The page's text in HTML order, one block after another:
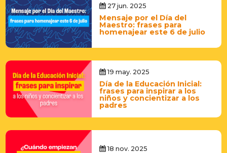
27 jun. 2025
Mensaje por el Día del
Maestro: frases para
homenajear este 6 de julio
19 may. 2025
Día de la Educación Inicial:
frases para inspirar a los
niños y concientizar a los
padres
18 nov. 2025